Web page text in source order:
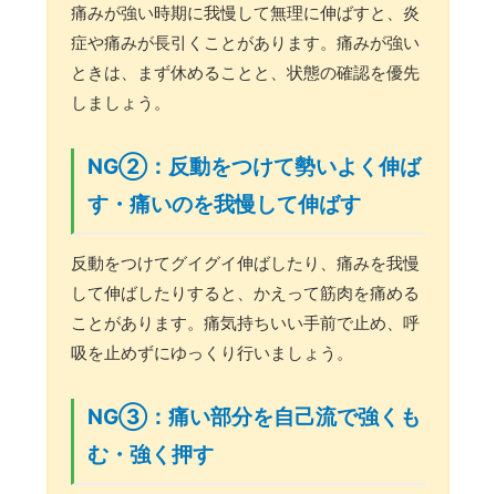
痛みが強い時期に我慢して無理に伸ばすと、炎
症や痛みが長引くことがあります。痛みが強い
ときは、まず休めることと、状態の確認を優先
しましょう。
NG②：反動をつけて勢いよく伸ば
す・痛いのを我慢して伸ばす
反動をつけてグイグイ伸ばしたり、痛みを我慢
して伸ばしたりすると、かえって筋肉を痛める
ことがあります。痛気持ちいい手前で止め、呼
吸を止めずにゆっくり行いましょう。
NG③：痛い部分を自己流で強くも
む・強く押す